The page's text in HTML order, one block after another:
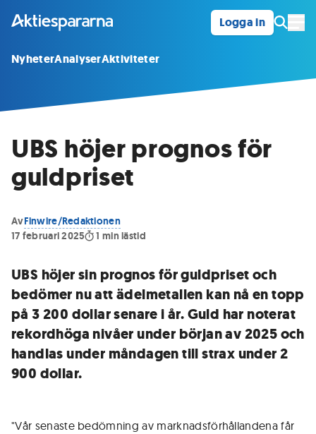
Logga in
NyheterAnalyserAktiviteter
UBS höjer prognos för
guldpriset
AvFinwire/Redaktionen
17 februari 2025
1 min lästid
UBS höjer sin prognos för guldpriset och
bedömer nu att ädelmetallen kan nå en topp
på 3 200 dollar senare i år. Guld har noterat
rekordhöga nivåer under början av 2025 och
handlas under måndagen till strax under 2
900 dollar.
"Vår senaste bedömning av marknadsförhållandena får